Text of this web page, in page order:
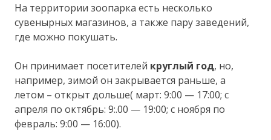
На территории зоопарка есть несколько
сувенырных магазинов, а также пару заведений,
где можно покушать.
Он принимает посетителей круглый год, но,
например, зимой он закрывается раньше, а
летом – открыт дольше( март: 9:00 — 17:00; с
апреля по октябрь: 9:.00 — 19:00; с ноября по
февраль: 9:00 — 16:00).